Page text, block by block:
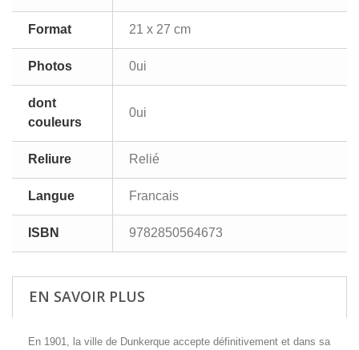
Format 21 x 27 cm
Photos 0ui
dont
couleurs
0ui
Reliure Relié
Langue Francais
ISBN 9782850564673
EN SAVOIR PLUS
En 1901, la ville de Dunkerque accepte définitivement et dans sa